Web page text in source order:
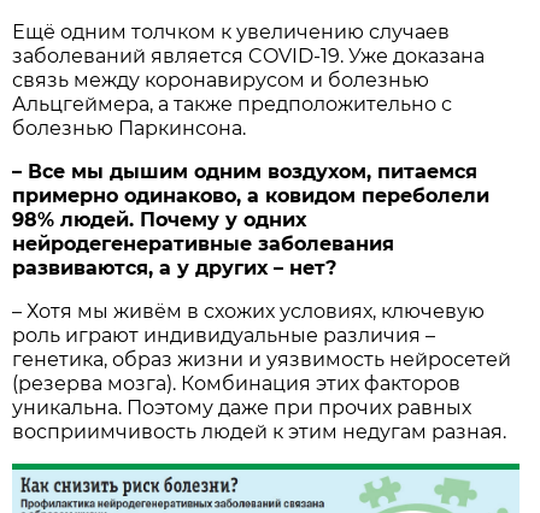
Ещё одним толчком к увеличению случаев
заболеваний является COVID-19. Уже доказана
связь между коронавирусом и болезнью
Альцгеймера, а также предположительно с
болезнью Паркинсона.
– Все мы дышим одним воздухом, питаемся
примерно одинаково, а ковидом переболели
98% людей. Почему у одних
нейродегенеративные заболевания
развиваются, а у других – нет?
– Хотя мы живём в схожих условиях, ключевую
роль играют индивидуальные различия –
генетика, образ жизни и уязвимость нейросетей
(резерва мозга). Комбинация этих факторов
уникальна. Поэтому даже при прочих равных
восприимчивость людей к этим недугам разная.